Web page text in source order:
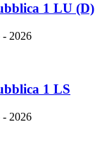
1 LU (D)
- 2026
1 LS
- 2026